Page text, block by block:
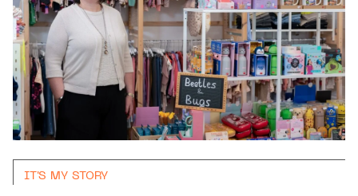
IT'S MY STORY